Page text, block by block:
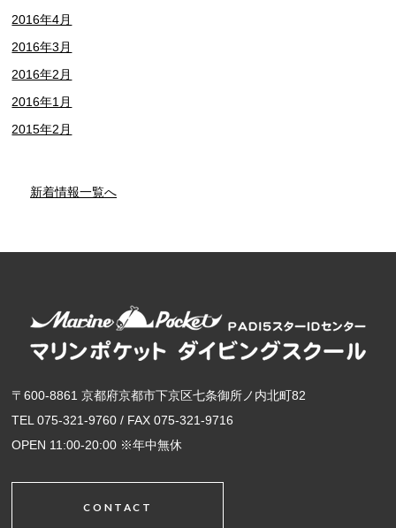
2016年4月
2016年3月
2016年2月
2016年1月
2015年2月
新着情報一覧へ
〒600-8861 京都府京都市下京区七条御所ノ内北町82
TEL 075-321-9760 / FAX 075-321-9716
OPEN 11:00-20:00 ※年中無休
CONTACT